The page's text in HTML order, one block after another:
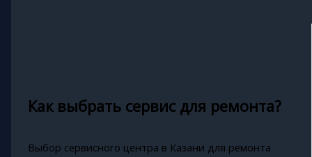
Как выбрать сервис для ремонта?
Выбор сервисного центра в Казани для ремонта